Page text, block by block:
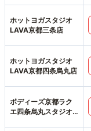
ホットヨガスタジオ
LAVA京都三条店
ホットヨガスタジオ
LAVA京都四条烏丸店
ボディーズ京都ラク
エ四条烏丸スタジオ